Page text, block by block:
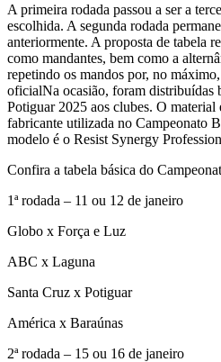
A primeira rodada passou a ser a
escolhida. A segunda rodada
anteriormente. A proposta de tabela
como mandantes, bem como a
repetindo os mandos por, no
oficialNa ocasião, foram distribuídas
Potiguar 2025 aos clubes. O material
fabricante utilizada no Campeonato
modelo é o Resist Synergy
Confira a tabela básica do
1ª rodada – 11 ou 12 de janeiro
Globo x Força e Luz
ABC x Laguna
Santa Cruz x Potiguar
América x Baraúnas
2ª rodada – 15 ou 16 de janeiro